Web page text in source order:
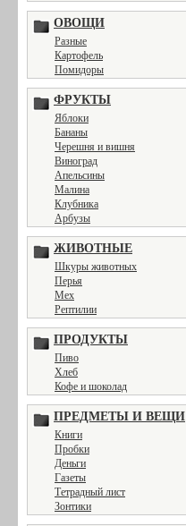
ОВОЩИ
Разные
Картофель
Помидоры
ФРУКТЫ
Яблоки
Бананы
Черешня и вишня
Виноград
Апельсины
Малина
Клубника
Арбузы
ЖИВОТНЫЕ
Шкуры животных
Перья
Мех
Рептилии
ПРОДУКТЫ
Пиво
Хлеб
Кофе и шоколад
ПРЕДМЕТЫ И ВЕЩИ
Книги
Пробки
Деньги
Газеты
Тетрадный лист
Зонтики